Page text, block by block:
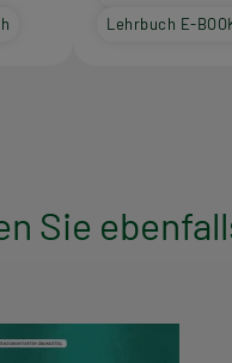
Lehrbuch E-
Sie